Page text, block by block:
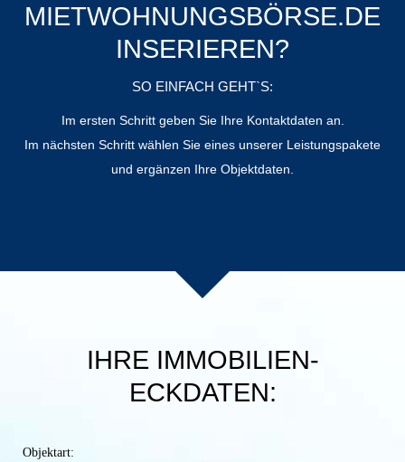
MIETWOHNUNGSBÖRSE.DE
INSERIEREN?
SO EINFACH GEHT`S:
Im ersten Schritt geben Sie Ihre Kontaktdaten an.
Im nächsten Schritt wählen Sie eines unserer Leistungspakete
und ergänzen Ihre Objektdaten.
IHRE IMMOBILIEN-
ECKDATEN:
Objektart: